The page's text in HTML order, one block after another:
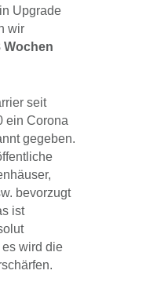
Upgrade
wir
Wochen
seit
ein Corona
gegeben.
bevorzugt
ist
wird die